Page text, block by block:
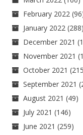
February 2022
January 2022 (288)
December 2021
November 2021
October 2021
September 2021
August 2021 (49)
July 2021 (146)
June 2021 (259)